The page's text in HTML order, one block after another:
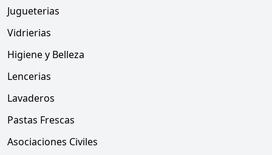
Jugueterias
Vidrierias
Higiene y Belleza
Lencerias
Lavaderos
Pastas Frescas
Asociaciones Civiles